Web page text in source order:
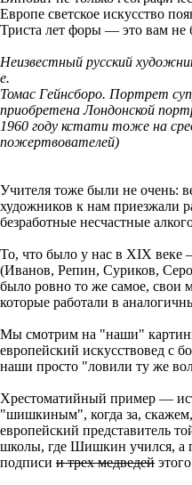
Европе светское искусство
Триста лет форы — это вам не
Неизвестный русский
е.
Томас Гейнсборо. Портрет
приобретена Лондонской
1960 году кстати тоже на
пожертвователей)
Учителя тоже были не очень:
художников к нам приезжали
безработные несчастные
То, что было у нас в XIX веке
(Иванов, Репин, Суриков,
было ровно то же самое, свои
которые работали в
Мы смотрим на "наши"
европейский искусствовед с
наши просто "ловили ту же
Хрестоматийный пример —
"шишкиным", когда за,
европейский представитель
школы, где Шишкин учился, а
подписи и трех медведей